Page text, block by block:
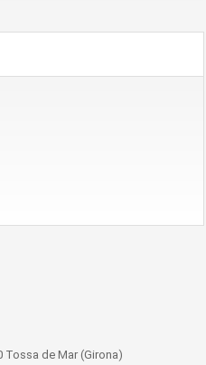
Tossa de Mar (Girona)